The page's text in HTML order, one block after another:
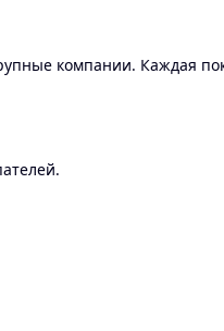
компании. Каждая